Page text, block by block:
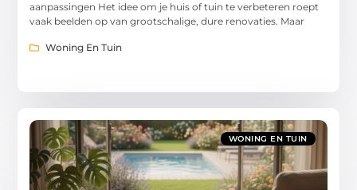
aanpassingen Het idee om je huis of tuin te verbeteren roept
vaak beelden op van grootschalige, dure renovaties. Maar
Woning En Tuin
WONING EN TUIN